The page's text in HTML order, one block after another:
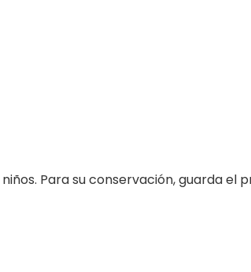
Para su conservación, guarda el